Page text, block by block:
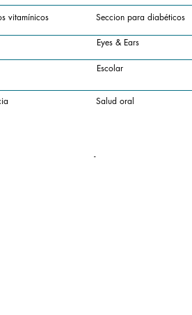
vitamínicos Seccion para diabéticos
Eyes & Ears
Escolar
Salud oral
-